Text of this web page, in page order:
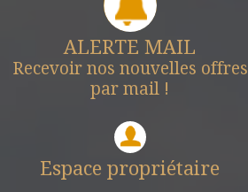
ALERTE MAIL
Recevoir nos nouvelles offres
par mail !
Espace propriétaire